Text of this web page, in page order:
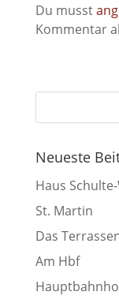
Du musst
Kommentar
Neueste
Haus
St. Martin
Das
Am Hbf